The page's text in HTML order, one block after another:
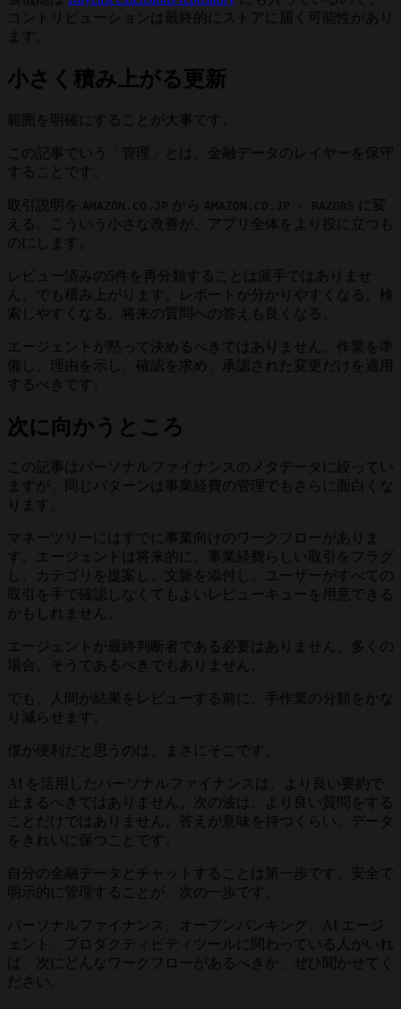
コントリビューションは最終的にストアに届く可能性があり
ます。
小さく積み上がる更新
範囲を明確にすることが大事です。
この記事でいう「管理」とは、金融データのレイヤーを保守
することです。
取引説明を AMAZON.CO.JP から AMAZON.CO.JP - RAZORS に変
える。こういう小さな改善が、アプリ全体をより役に立つも
のにします。
レビュー済みの5件を再分類することは派手ではありませ
ん。でも積み上がります。レポートが分かりやすくなる。検
索しやすくなる。将来の質問への答えも良くなる。
エージェントが黙って決めるべきではありません。作業を準
備し、理由を示し、確認を求め、承認された変更だけを適用
するべきです。
次に向かうところ
この記事はパーソナルファイナンスのメタデータに絞ってい
ますが、同じパターンは事業経費の管理でもさらに面白くな
ります。
マネーツリーにはすでに事業向けのワークフローがありま
す。エージェントは将来的に、事業経費らしい取引をフラグ
し、カテゴリを提案し、文脈を添付し、ユーザーがすべての
取引を手で確認しなくてもよいレビューキューを用意できる
かもしれません。
エージェントが最終判断者である必要はありません。多くの
場合、そうであるべきでもありません。
でも、人間が結果をレビューする前に、手作業の分類をかな
り減らせます。
僕が便利だと思うのは、まさにそこです。
AI を活用したパーソナルファイナンスは、より良い要約で
止まるべきではありません。次の波は、より良い質問をする
ことだけではありません。答えが意味を持つくらい、データ
をきれいに保つことです。
自分の金融データとチャットすることは第一歩です。安全で
明示的に管理することが、次の一歩です。
パーソナルファイナンス、オープンバンキング、AI エージ
ェント、プロダクティビティツールに関わっている人がいれ
ば、次にどんなワークフローがあるべきか、ぜひ聞かせてく
ださい。